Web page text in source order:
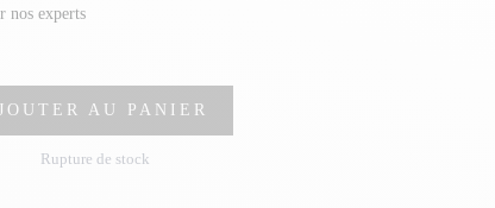
nos experts
AU PANIER
Rupture de stock